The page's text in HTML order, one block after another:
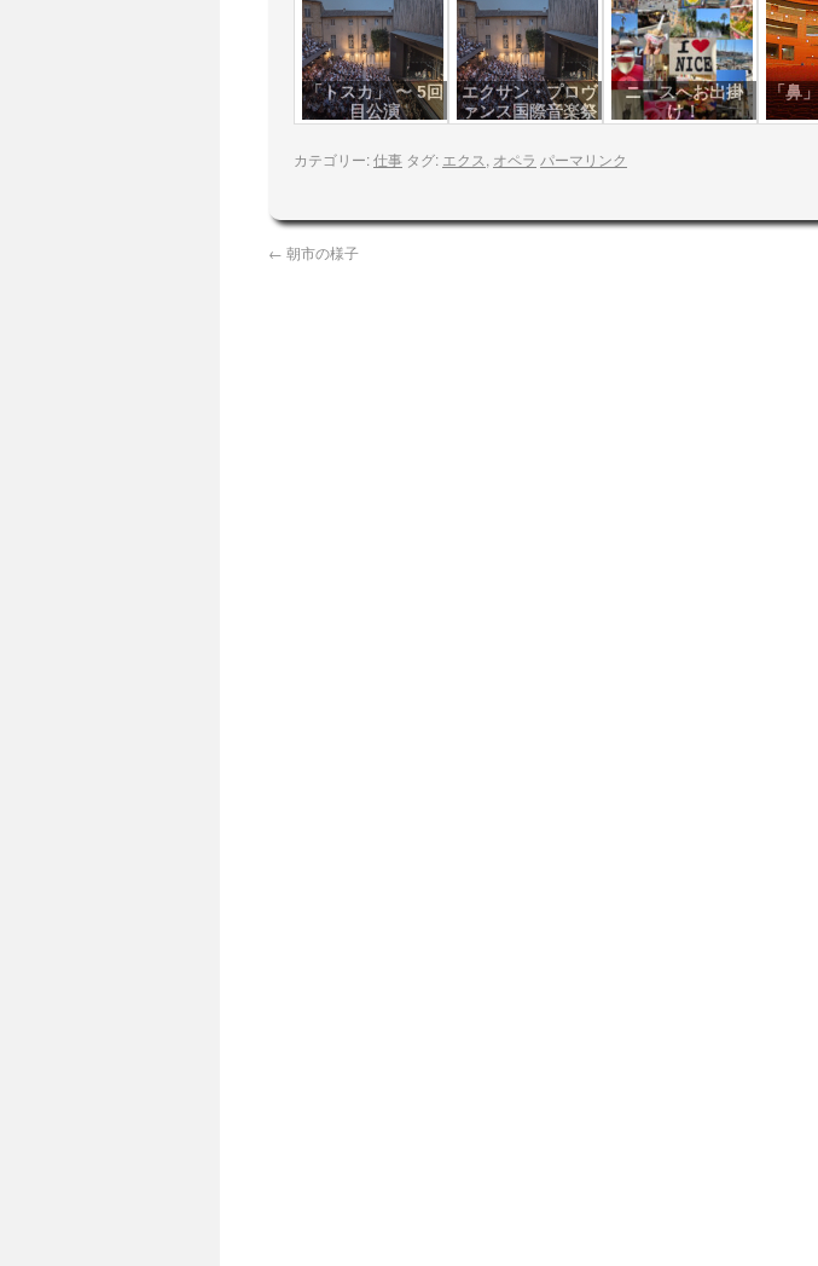
「トスカ」 〜 5回
目公演
エクサン・プロヴ
ァンス国際音楽祭
2019
ニースへお出掛
け！
「鼻
カテゴリー:仕事 タグ: エクス, オペラ パーマリンク
← 朝市の様子